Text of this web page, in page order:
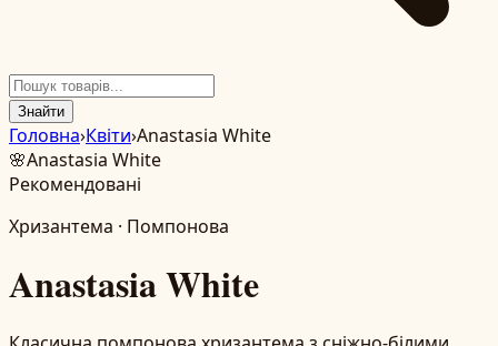
Знайти
Головна›Квіти›Anastasia White
🌸Anastasia White
Рекомендовані
Хризантема · Помпонова
Anastasia White